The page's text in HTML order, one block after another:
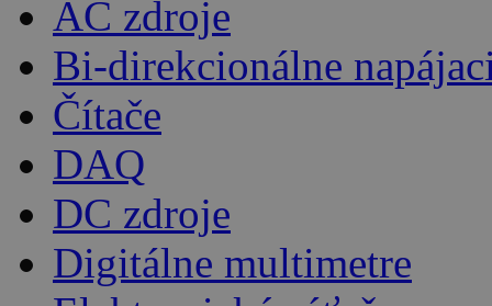
AC zdroje
Bi-direkcionálne
Čítače
DAQ
DC zdroje
Digitálne multimetre